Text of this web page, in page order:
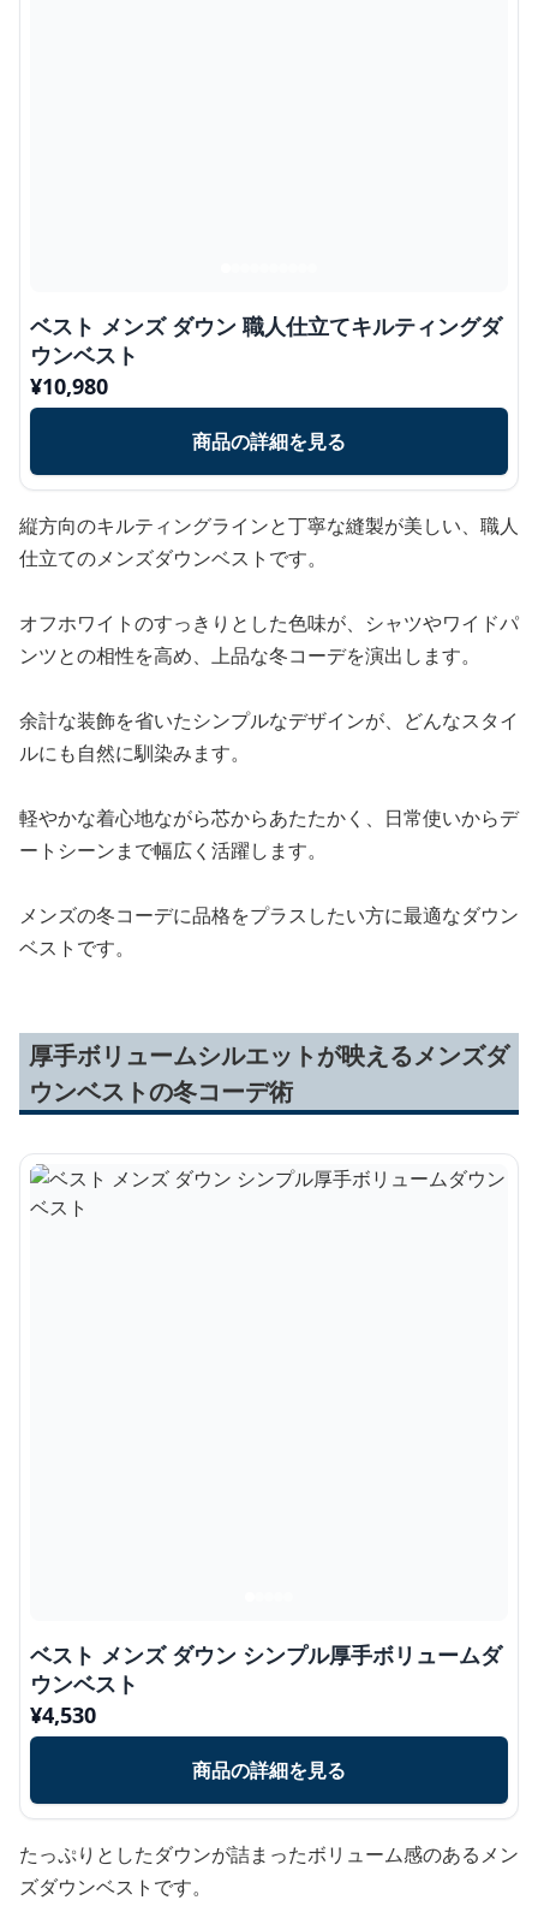
ベスト メンズ ダウン 職人仕立てキルティングダ
ウンベスト
¥10,980
商品の詳細を見る
縦方向のキルティングラインと丁寧な縫製が美しい、職人
仕立てのメンズダウンベストです。
オフホワイトのすっきりとした色味が、シャツやワイドパ
ンツとの相性を高め、上品な冬コーデを演出します。
余計な装飾を省いたシンプルなデザインが、どんなスタイ
ルにも自然に馴染みます。
軽やかな着心地ながら芯からあたたかく、日常使いからデ
ートシーンまで幅広く活躍します。
メンズの冬コーデに品格をプラスしたい方に最適なダウン
ベストです。
厚手ボリュームシルエットが映えるメンズダ
ウンベストの冬コーデ術
ベスト メンズ ダウン シンプル厚手ボリュームダ
ウンベスト
¥4,530
商品の詳細を見る
たっぷりとしたダウンが詰まったボリューム感のあるメン
ズダウンベストです。